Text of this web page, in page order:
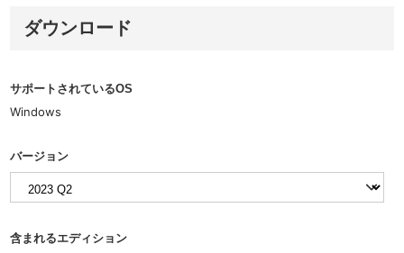
ダウンロード
サポートされているOS
Windows
バージョン
含まれるエディション